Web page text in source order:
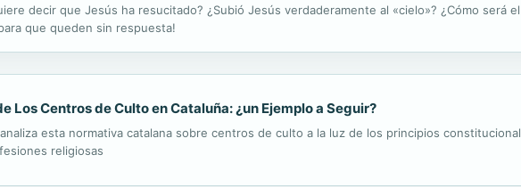
decir que Jesús ha resucitado? ¿Subió Jesús verdaderamente al «cielo»? ¿Cómo será
que queden sin respuesta!
Los Centros de Culto en Cataluña: ¿un Ejemplo a Seguir?
esta normativa catalana sobre centros de culto a la luz de los principios
religiosas